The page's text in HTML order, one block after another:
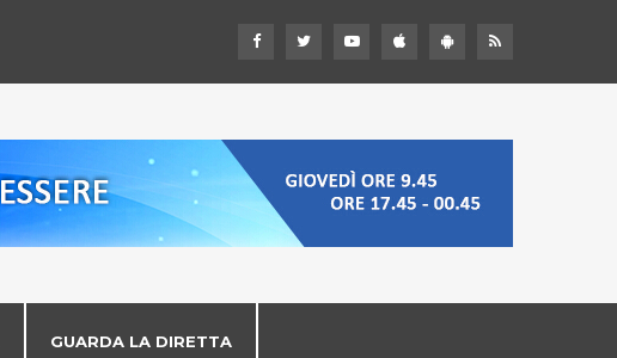
GUARDA LA DIRETTA